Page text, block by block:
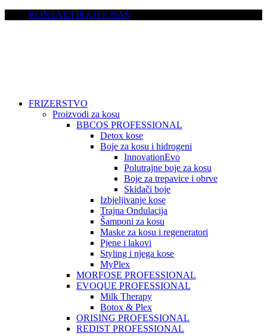
KONTAKTIRAJTE NAS
FRIZERSTVO
Proizvodi za kosu
BBCOS PROFESSIONAL
Detox kose
Boje za kosu i hidrogeni
InnovationEvo
Polutrajne boje za kosu
Boje za trepavice i obrve
Skidači boje
Izbjeljivanje kose
Trajna Ondulacija
Šamponi za kosu
Maske za kosu i regeneratori
Pjene i lakovi
Styling i njega kose
MyPlex
MORFOSE PROFESSIONAL
EVOQUE PROFESSIONAL
Milk Therapy
Botox & Plex
ORISING PROFESSIONAL
REDIST PROFESSIONAL